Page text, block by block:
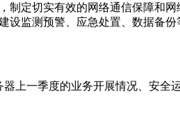
制定切实有效的网络通信保障和
监测预警、应急处置、数据备
一季度的业务开展情况、安全